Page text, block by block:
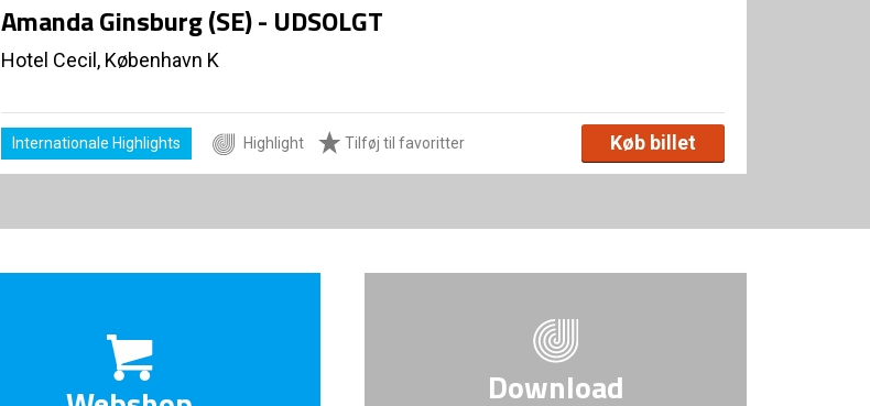
Amanda Ginsburg (SE) - UDSOLGT
Hotel Cecil, København K
Internationale Highlights Highlight Tilføj til favoritter Køb billet
Download